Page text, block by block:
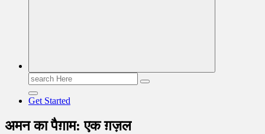
Search
for:
Get Started
अमन का पैग़ाम: एक ग़ज़ल